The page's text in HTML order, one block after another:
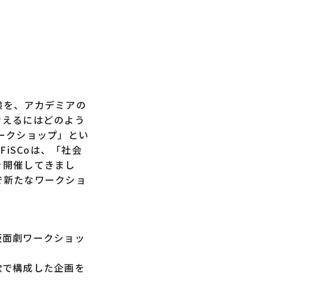
、アカデミアの
るにはどのよう
クショップ」とい
は、「社会
催してきまし
たなワークショ
劇ワークショッ
構成した企画を